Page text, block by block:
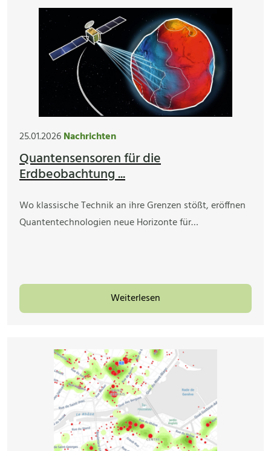
25.01.2026Nachrichten
Quantensensoren für die
Erdbeobachtung ...
Wo klassische Technik an ihre Grenzen stößt, eröffnen
Quantentechnologien neue Horizonte für…
Weiterlesen